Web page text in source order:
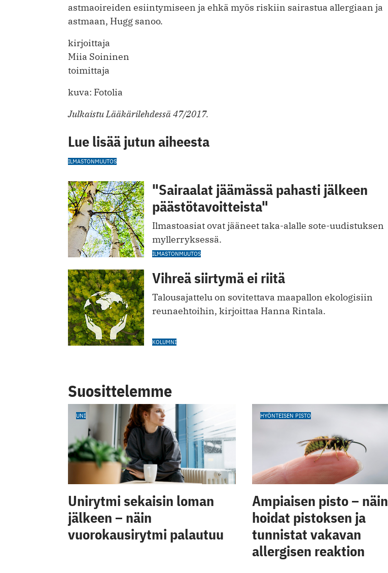
astmaoireiden esiintymiseen ja ehkä myös riskiin sairastua allergiaan ja
astmaan, Hugg sanoo.
kirjoittaja
Miia Soininen
toimittaja
kuva: Fotolia
Julkaistu Lääkärilehdessä 47/2017.
Lue lisää jutun aiheesta
ILMASTONMUUTOS
"Sairaalat jäämässä pahasti jälkeen
päästötavoitteista"
Ilmastoasiat ovat jääneet taka-alalle sote-uudistuksen
myllerryksessä.
ILMASTONMUUTOS
Vihreä siirtymä ei riitä
Talousajattelu on sovitettava maapallon ekologisiin
reunaehtoihin, kirjoittaa Hanna Rintala.
KOLUMNI
Suosittelemme
UNI
Unirytmi sekaisin loman
jälkeen – näin
vuorokausirytmi palautuu
HYÖNTEISEN PISTO
Ampiaisen pisto – näin
hoidat pistoksen ja
tunnistat vakavan
allergisen reaktion